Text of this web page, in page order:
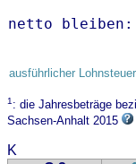
netto
ausführlicher
1: die Jahresbeträge
Sachsen-Anhalt 2015
K